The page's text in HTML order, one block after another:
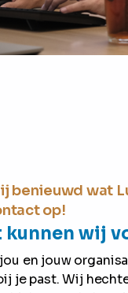
benieuwd wat
op!
kunnen wij
en jouw
je past. Wij